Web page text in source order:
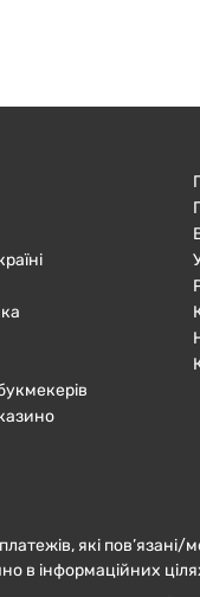
які пов’язані/
в інформаційних